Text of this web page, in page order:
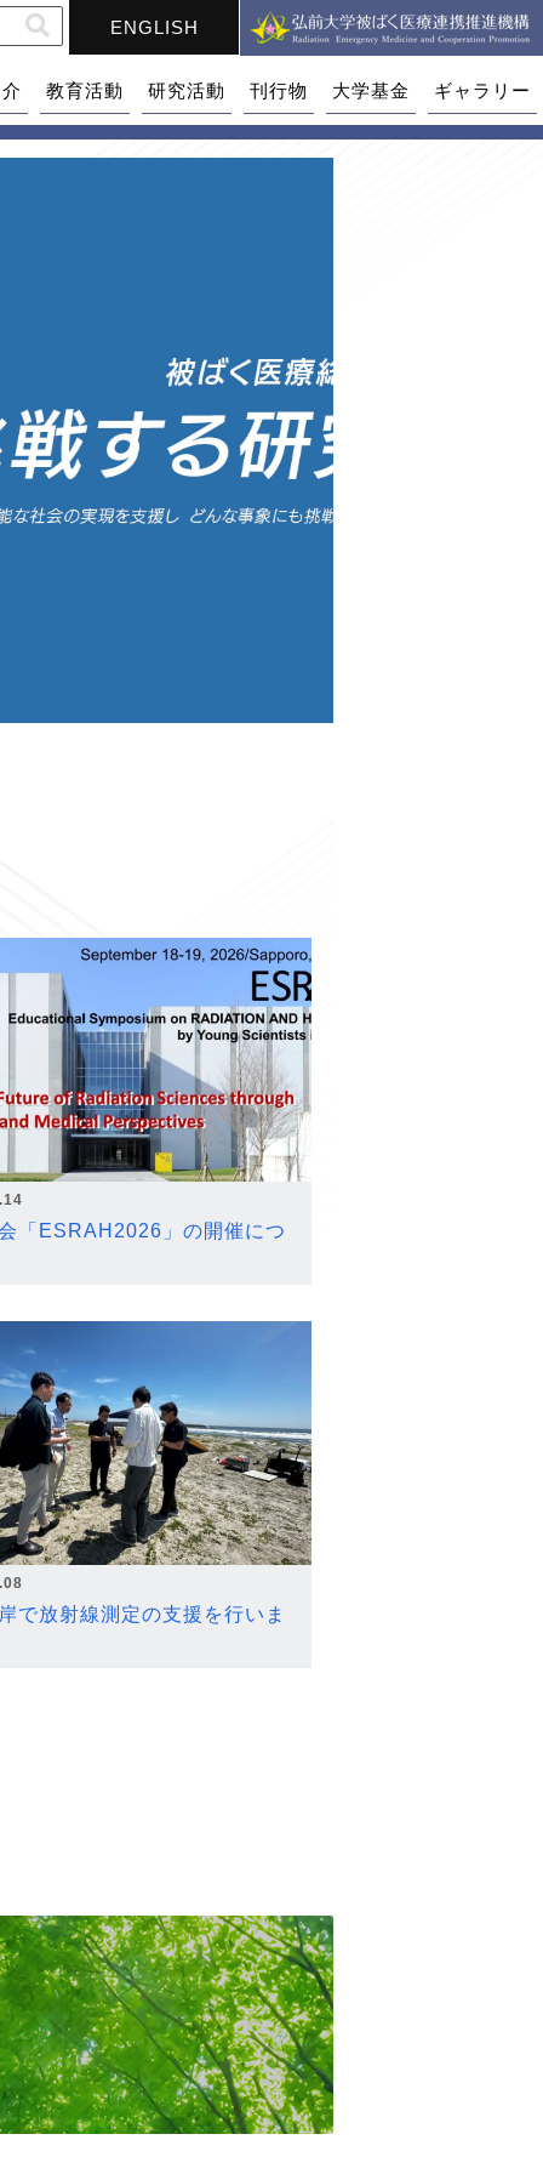
ENGLISH
教育活動 研究活動 刊行物 大学基金 ギャラリー
「ESRAH2026」の開催につ
で放射線測定の支援を行いま